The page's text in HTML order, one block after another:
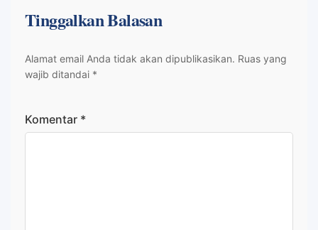
Tinggalkan Balasan
Alamat email Anda tidak akan dipublikasikan. Ruas yang
wajib ditandai *
Komentar *